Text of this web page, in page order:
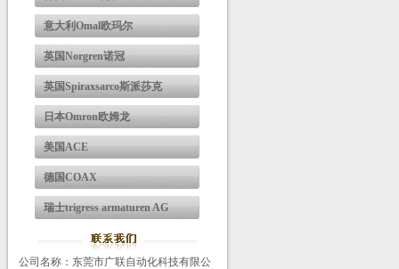
意大利Omal欧玛尔
英国Norgren诺冠
英国Spiraxsarco斯派莎克
日本Omron欧姆龙
美国ACE
德国COAX
瑞士trigress armaturen AG
公司名称：东莞市广联自动化科技有限公